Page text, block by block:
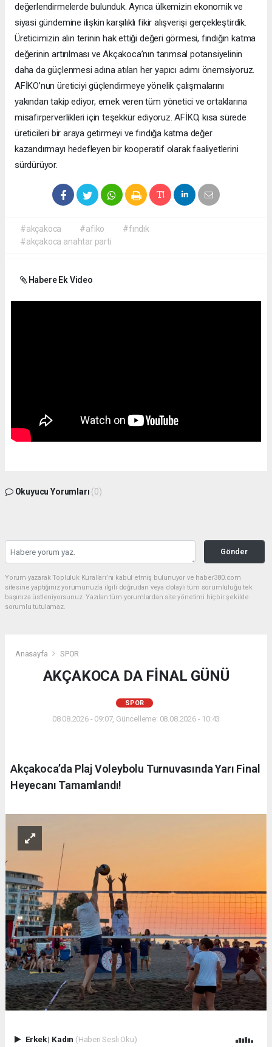
değerlendirmelerde bulunduk. Ayrıca ülkemizin ekonomik ve
siyasi gündemine ilişkin karşılıklı fikir alışverişi gerçekleştirdik.
Üreticimizin alın terinin hak ettiği değeri görmesi, fındığın katma
değerinin artırılması ve Akçakoca’nın tarımsal potansiyelinin
daha da güçlenmesi adına atılan her yapıcı adımı önemsiyoruz.
AFİKO’nun üreticiyi güçlendirmeye yönelik çalışmalarını
yakından takip ediyor, emek veren tüm yönetici ve ortaklarına
misafirperverlikleri için teşekkür ediyoruz. AFİKO, kısa sürede
üreticileri bir araya getirmeyi ve fındığa katma değer
kazandırmayı hedefleyen bir kooperatif olarak faaliyetlerini
sürdürüyor.
#akçakoca #afiko
#fındık
#akçakoca anahtar parti
Habere Ek Video
Okuyucu Yorumları (0)
Gönder
Yorum yazarak Topluluk Kuralları’nı kabul etmiş bulunuyor ve haber380.com
sitesine yaptığınız yorumunuzla ilgili doğrudan veya dolaylı tüm sorumluluğu tek
başınıza üstleniyorsunuz. Yazılan tüm yorumlardan site yönetimi hiçbir şekilde
sorumlu tutulamaz.
Anasayfa SPOR
AKÇAKOCA DA FİNAL GÜNÜ
SPOR
08.08.2026 - 09:07, Güncelleme: 08.08.2026 - 10:43
Akçakoca’da Plaj Voleybolu Turnuvasında Yarı Final
Heyecanı Tamamlandı!
Erkek| Kadın (Haberi Sesli Oku)